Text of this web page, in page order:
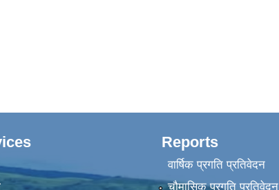
Reports
वार्षिक प्रगति प्रतिवेदन
चौमासिक प्रगति प्रतिवेदन